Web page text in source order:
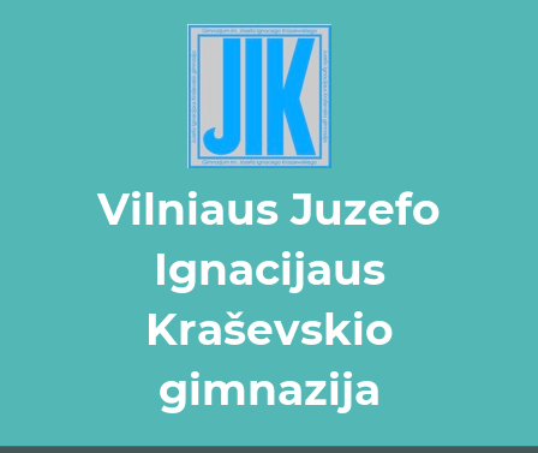
Vilniaus Juzefo
Ignacijaus
Kraševskio
gimnazija